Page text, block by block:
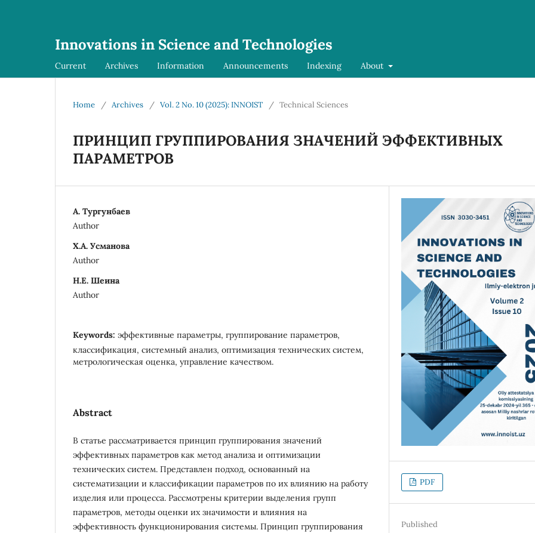
Innovations in Science and Technologies
Current Archives Information Announcements Indexing About
Home / Archives / Vol. 2 No. 10 (2025): INNOIST / Technical Sciences
ПРИНЦИП ГРУППИРОВАНИЯ ЗНАЧЕНИЙ ЭФФЕКТИВНЫХ
ПАРАМЕТРОВ
А. Тургунбаев
Author
Х.А. Усманова
Author
Н.Е. Шеина
Author
Keywords: эффективные параметры, группирование параметров,
классификация, системный анализ, оптимизация технических систем,
метрологическая оценка, управление качеством.
Abstract
В статье рассматривается принцип группирования значений
эффективных параметров как метод анализа и оптимизации
технических систем. Представлен подход, основанный на
систематизации и классификации параметров по их влиянию на работу
изделия или процесса. Рассмотрены критерии выделения групп
параметров, методы оценки их значимости и влияния на
эффективность функционирования системы. Принцип группирования
PDF
Published